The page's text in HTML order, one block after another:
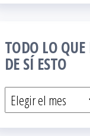
TODO LO
DE SÍ ESTO
Todo